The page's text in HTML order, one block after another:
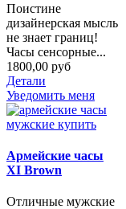
Поистине
дизайнерская мысль
не знает границ!
Часы сенсорные...
1800,00 руб
Детали
Уведомить меня
Армейские часы
XI Brown
Отличные мужские